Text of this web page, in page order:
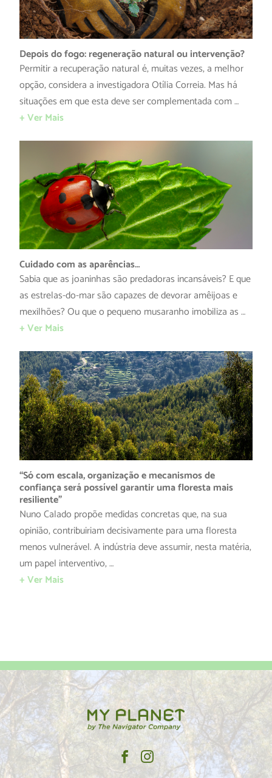
Depois do fogo: regeneração natural ou intervenção?
Permitir a recuperação natural é, muitas vezes, a melhor
opção, considera a investigadora Otília Correia. Mas há
situações em que esta deve ser complementada com …
+ Ver Mais
Cuidado com as aparências…
Sabia que as joaninhas são predadoras incansáveis? E que
as estrelas-do-mar são capazes de devorar amêijoas e
mexilhões? Ou que o pequeno musaranho imobiliza as …
+ Ver Mais
“Só com escala, organização e mecanismos de
confiança será possível garantir uma floresta mais
resiliente”
Nuno Calado propõe medidas concretas que, na sua
opinião, contribuiriam decisivamente para uma floresta
menos vulnerável. A indústria deve assumir, nesta matéria,
um papel interventivo, …
+ Ver Mais